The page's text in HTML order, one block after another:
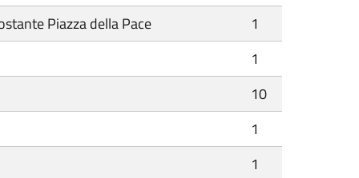
Piazza della Pace
1
1
10
1
1